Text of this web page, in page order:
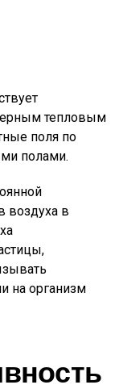
тепловым
поля по
полами.
воздуха в
на организм